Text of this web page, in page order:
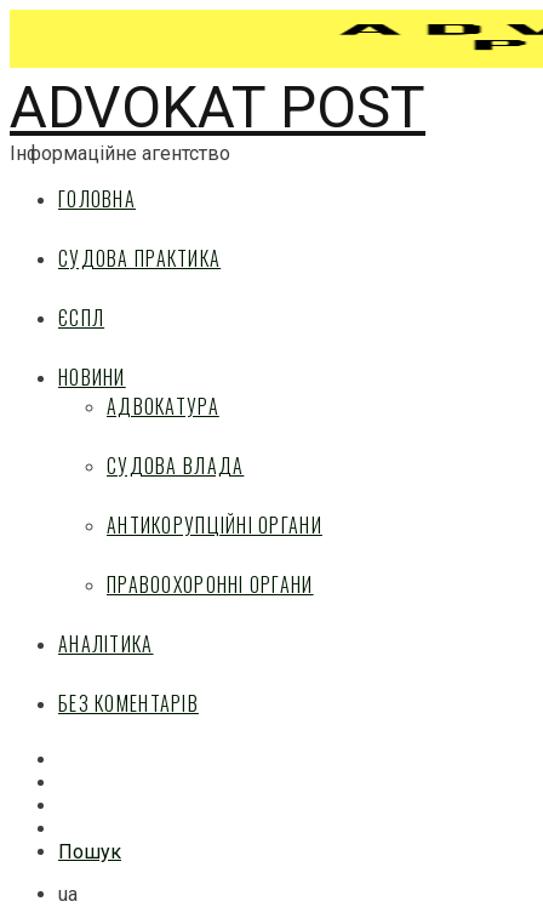
ADVOKAT POST
Інформаційне агентство
ГОЛОВНА
СУДОВА ПРАКТИКА
ЄСПЛ
НОВИНИ
АДВОКАТУРА
СУДОВА ВЛАДА
АНТИКОРУПЦІЙНІ ОРГАНИ
ПРАВООХОРОННІ ОРГАНИ
АНАЛІТИКА
БЕЗ КОМЕНТАРІВ
Пошук
ua